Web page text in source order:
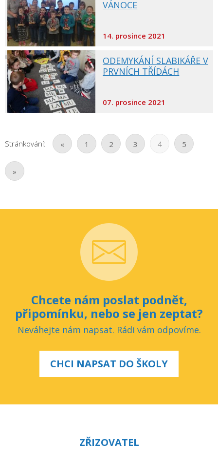
VÁNOCE
14. prosince 2021
ODEMYKÁNÍ SLABIKÁŘE V
PRVNÍCH TŘÍDÁCH
07. prosince 2021
Stránkování: « 1 2 3 4 5
»
Chcete nám poslat podnět,
připomínku, nebo se jen zeptat?
Neváhejte nám napsat. Rádi vám odpovíme.
CHCI NAPSAT DO ŠKOLY
ZŘIZOVATEL